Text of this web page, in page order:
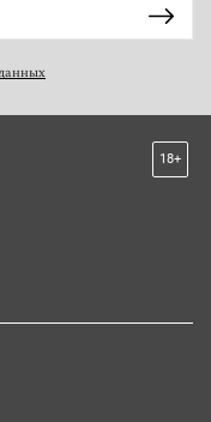
18+